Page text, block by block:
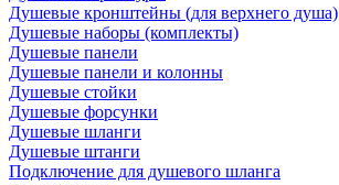
Душевые кронштейны (для верхнего душа)
Душевые наборы (комплекты)
Душевые панели
Душевые панели и колонны
Душевые стойки
Душевые форсунки
Душевые шланги
Душевые штанги
Подключение для душевого шланга